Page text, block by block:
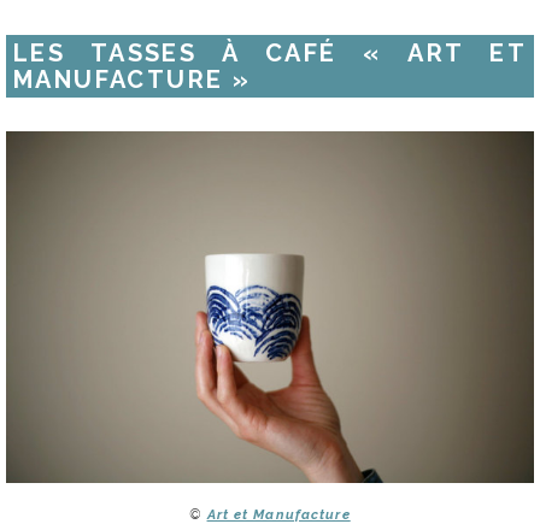
LES TASSES À CAFÉ « ART ET
MANUFACTURE »
© Art et Manufacture